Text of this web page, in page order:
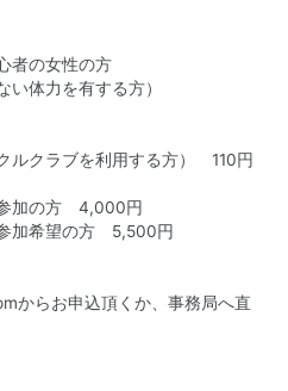
者の女性の方
い体力を有する方）
ルクラブを利用する方） 110円
加の方 4,000円
加希望の方 5,500円
からお申込頂くか、事務局へ直